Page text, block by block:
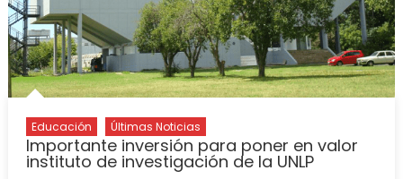
Educación Últimas Noticias
Importante inversión para poner en valor
instituto de investigación de la UNLP